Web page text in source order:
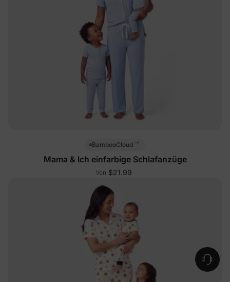
BambooCloud ™
Mama & Ich einfarbige Schlafanzüge
Von $21.99